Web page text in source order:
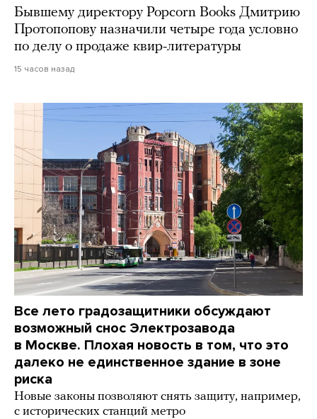
Бывшему директору Popcorn Books Дмитрию
Протопопову назначили четыре года условно
по делу о продаже квир-литературы
15 часов назад
Все лето градозащитники обсуждают
возможный снос Электрозавода
в Москве. Плохая новость в том, что это
далеко не единственное здание в зоне
риска
Новые законы позволяют снять защиту, например,
с исторических станций метро